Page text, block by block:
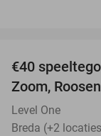
€40
Zoom,
Level One
Breda (+2